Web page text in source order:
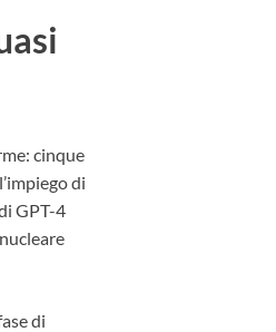
cinque
di
GPT-4
di